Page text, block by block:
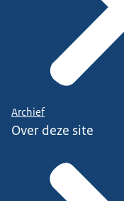
Archief
Over deze site